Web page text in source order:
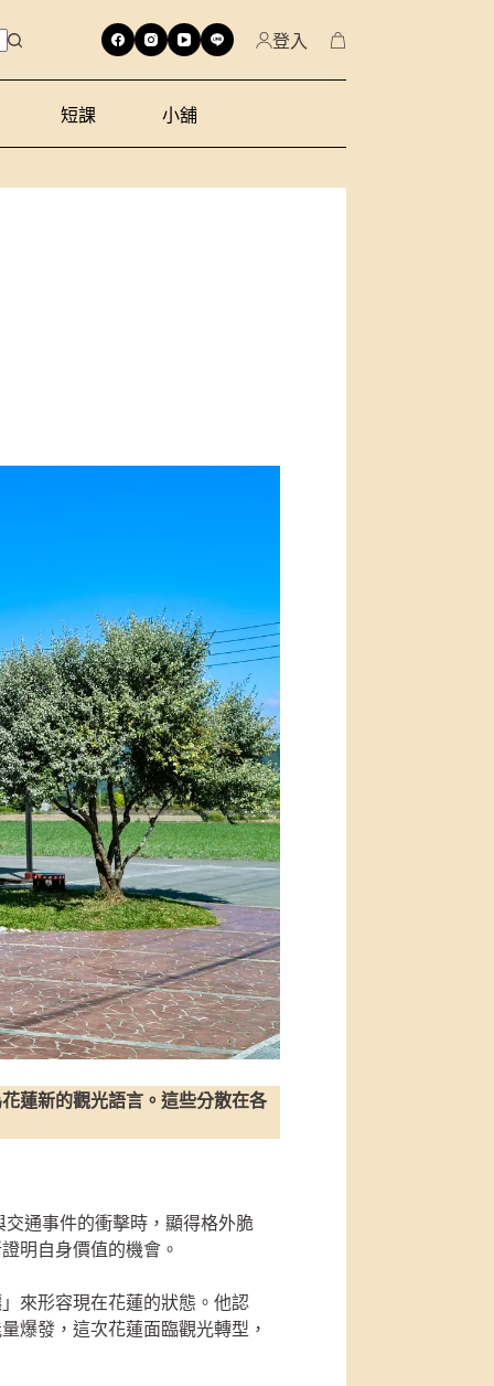
登入
短課 小舖
蓮新的觀光語言。這些分散在各
通事件的衝擊時，顯得格外脆
明自身價值的機會。
來形容現在花蓮的狀態。他認
爆發，這次花蓮面臨觀光轉型，